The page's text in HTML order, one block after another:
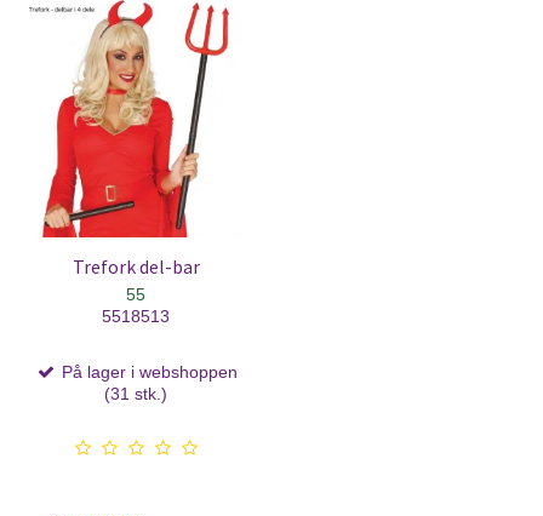
Trefork del-bar
55
5518513
På lager i webshoppen
(31 stk.)